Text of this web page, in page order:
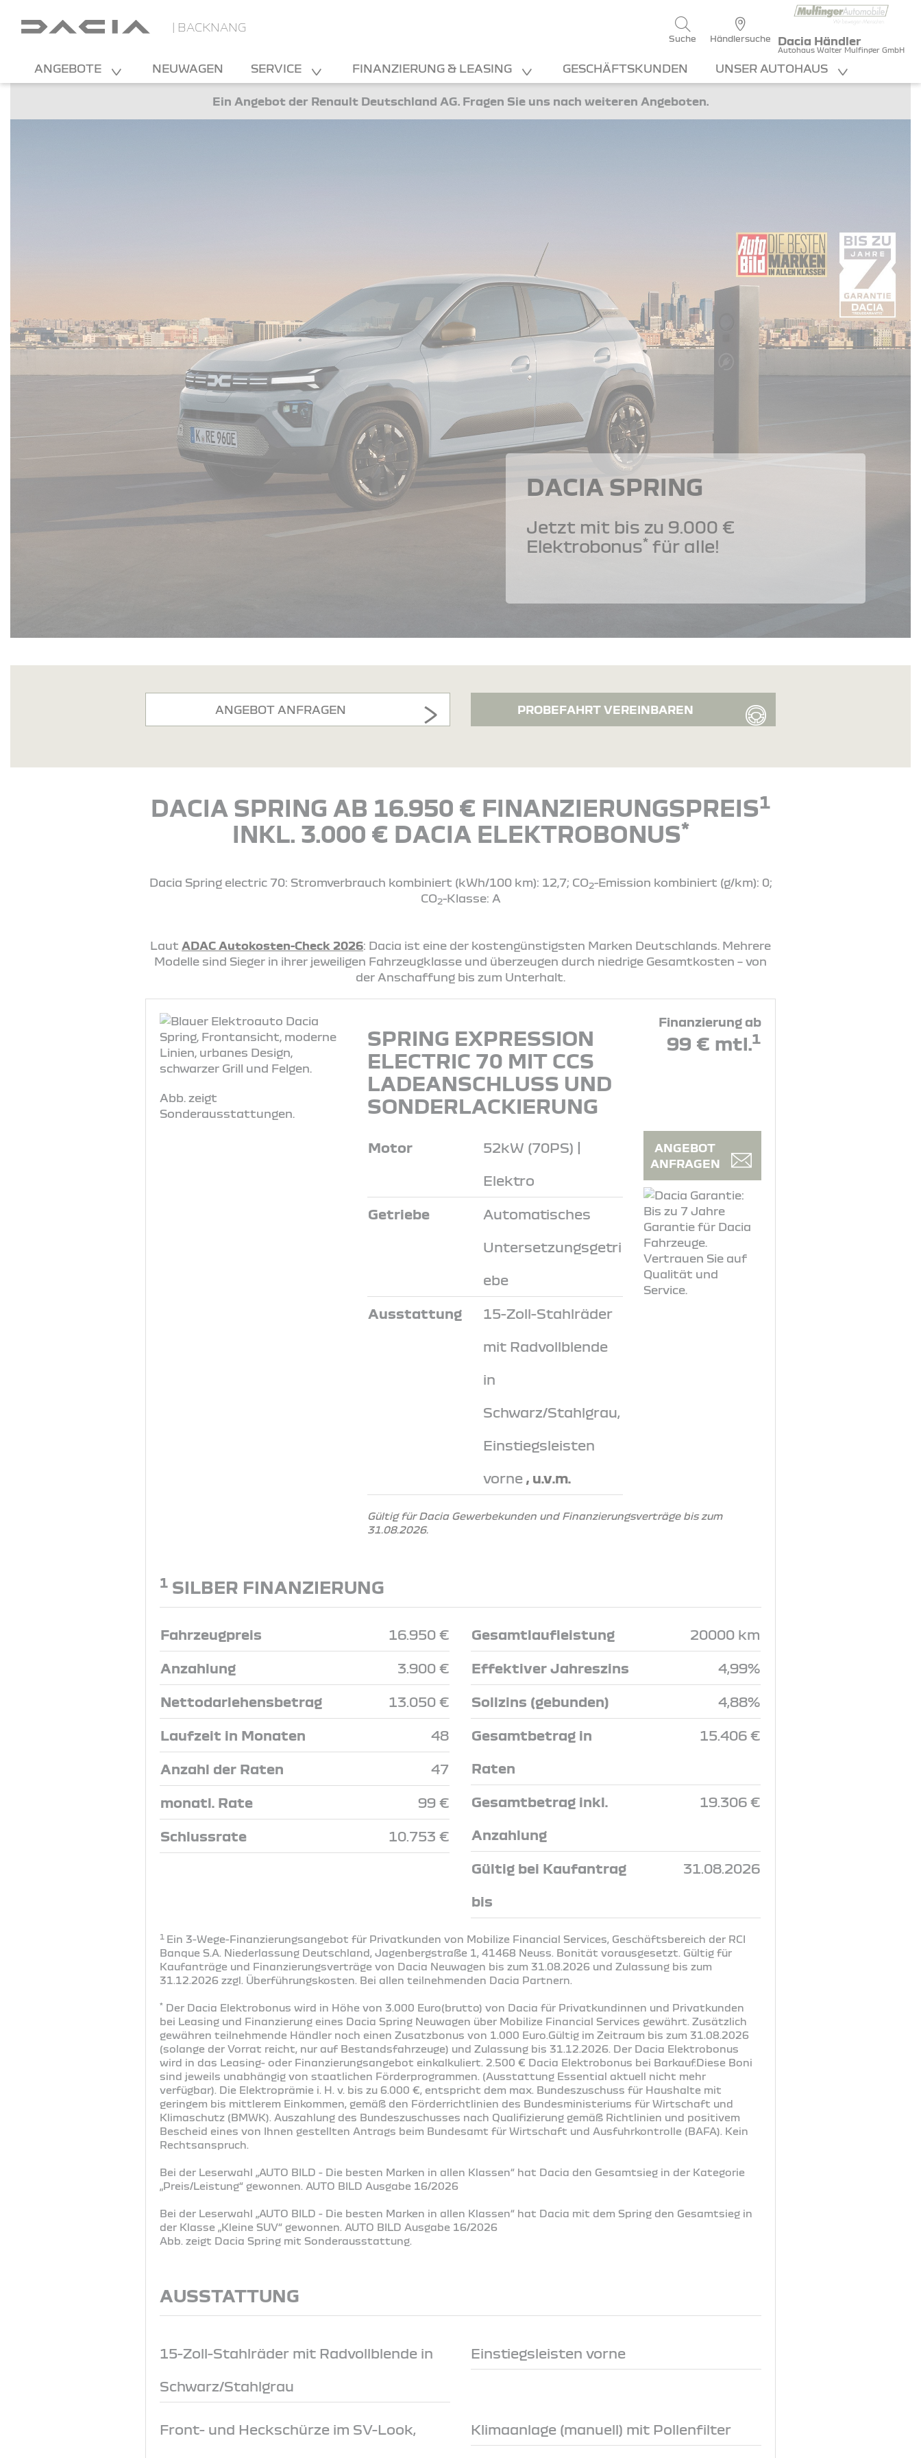
| BACKNANG
Suche Händlersuche Dacia Händler
Autohaus Walter Mulfinger GmbH
ANGEBOTE NEUWAGEN SERVICE FINANZIERUNG & LEASING GESCHÄFTSKUNDEN UNSER AUTOHAUS
Ein Angebot der Renault Deutschland AG. Fragen Sie uns nach weiteren Angeboten.
DACIA SPRING
Jetzt mit bis zu 9.000 €
Elektrobonus*für alle!
ANGEBOT ANFRAGEN PROBEFAHRT VEREINBAREN
DACIA SPRING AB 16.950 € FINANZIERUNGSPREIS1
INKL. 3.000 € DACIA ELEKTROBONUS*
Dacia Spring electric 70: Stromverbrauch kombiniert (kWh/100 km): 12,7; CO2-Emission kombiniert (g/km): 0;
CO2-Klasse: A
Laut ADAC Autokosten-Check 2026: Dacia ist eine der kostengünstigsten Marken Deutschlands. Mehrere
Modelle sind Sieger in ihrer jeweiligen Fahrzeugklasse und überzeugen durch niedrige Gesamtkosten – von
der Anschaffung bis zum Unterhalt.
Abb. zeigt
Sonderausstattungen.
SPRING EXPRESSION
ELECTRIC 70 MIT CCS
LADEANSCHLUSS UND
SONDERLACKIERUNG
Finanzierung ab
99 € mtl.1
Motor 52kW (70PS) |
Elektro
Getriebe Automatisches
Untersetzungsgetri
ebe
Ausstattung 15-Zoll-Stahlräder
mit Radvollblende
in
Schwarz/Stahlgrau,
Einstiegsleisten
vorne , u.v.m.
ANGEBOT
ANFRAGEN
Gültig für Dacia Gewerbekunden und Finanzierungsverträge bis zum
31.08.2026.
1 SILBER FINANZIERUNG
Fahrzeugpreis 16.950 €
Anzahlung 3.900 €
Nettodarlehensbetrag 13.050 €
Laufzeit in Monaten 48
Anzahl der Raten 47
monatl. Rate 99 €
Schlussrate 10.753 €
Gesamtlaufleistung 20000 km
Effektiver Jahreszins 4,99%
Sollzins (gebunden) 4,88%
Gesamtbetrag in
Raten
15.406 €
Gesamtbetrag inkl.
Anzahlung
19.306 €
Gültig bei Kaufantrag
bis
31.08.2026
1 Ein 3-Wege-Finanzierungsangebot für Privatkunden von Mobilize Financial Services, Geschäftsbereich der RCI
Banque S.A. Niederlassung Deutschland, Jagenbergstraße 1, 41468 Neuss. Bonität vorausgesetzt. Gültig für
Kaufanträge und Finanzierungsverträge von Dacia Neuwagen bis zum 31.08.2026 und Zulassung bis zum
31.12.2026 zzgl. Überführungskosten. Bei allen teilnehmenden Dacia Partnern.
* Der Dacia Elektrobonus wird in Höhe von 3.000 Euro(brutto) von Dacia für Privatkundinnen und Privatkunden
bei Leasing und Finanzierung eines Dacia Spring Neuwagen über Mobilize Financial Services gewährt. Zusätzlich
gewähren teilnehmende Händler noch einen Zusatzbonus von 1.000 Euro.Gültig im Zeitraum bis zum 31.08.2026
(solange der Vorrat reicht, nur auf Bestandsfahrzeuge) und Zulassung bis 31.12.2026. Der Dacia Elektrobonus
wird in das Leasing- oder Finanzierungsangebot einkalkuliert. 2.500 € Dacia Elektrobonus bei Barkauf.Diese Boni
sind jeweils unabhängig von staatlichen Förderprogrammen. (Ausstattung Essential aktuell nicht mehr
verfügbar). Die Elektroprämie i. H. v. bis zu 6.000 €, entspricht dem max. Bundeszuschuss für Haushalte mit
geringem bis mittlerem Einkommen, gemäß den Förderrichtlinien des Bundesministeriums für Wirtschaft und
Klimaschutz (BMWK). Auszahlung des Bundeszuschusses nach Qualifizierung gemäß Richtlinien und positivem
Bescheid eines von Ihnen gestellten Antrags beim Bundesamt für Wirtschaft und Ausfuhrkontrolle (BAFA). Kein
Rechtsanspruch.
Bei der Leserwahl „AUTO BILD - Die besten Marken in allen Klassen“ hat Dacia den Gesamtsieg in der Kategorie
„Preis/Leistung“ gewonnen. AUTO BILD Ausgabe 16/2026
Bei der Leserwahl „AUTO BILD - Die besten Marken in allen Klassen“ hat Dacia mit dem Spring den Gesamtsieg in
der Klasse „Kleine SUV“ gewonnen. AUTO BILD Ausgabe 16/2026
Abb. zeigt Dacia Spring mit Sonderausstattung.
AUSSTATTUNG
15-Zoll-Stahlräder mit Radvollblende in
Schwarz/Stahlgrau
Einstiegsleisten vorne
Front- und Heckschürze im SV-Look, Klimaanlage (manuell) mit Pollenfilter